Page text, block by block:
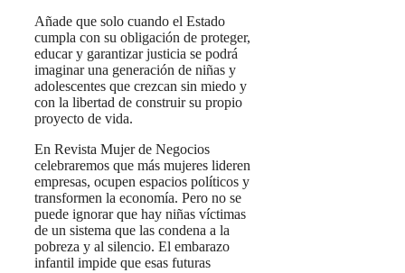
Añade que solo cuando el Estado
cumpla con su obligación de proteger,
educar y garantizar justicia se podrá
imaginar una generación de niñas y
adolescentes que crezcan sin miedo y
con la libertad de construir su propio
proyecto de vida.
En Revista Mujer de Negocios
celebraremos que más mujeres lideren
empresas, ocupen espacios políticos y
transformen la economía. Pero no se
puede ignorar que hay niñas víctimas
de un sistema que las condena a la
pobreza y al silencio. El embarazo
infantil impide que esas futuras